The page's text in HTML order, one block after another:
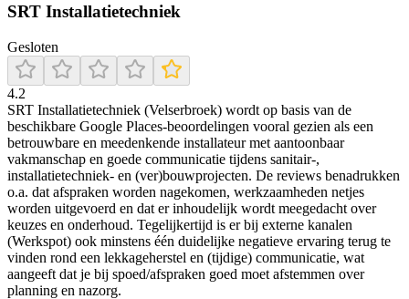
SRT Installatietechniek
Gesloten
4.2
SRT Installatietechniek (Velserbroek) wordt op basis van de
beschikbare Google Places-beoordelingen vooral gezien als een
betrouwbare en meedenkende installateur met aantoonbaar
vakmanschap en goede communicatie tijdens sanitair-,
installatietechniek- en (ver)bouwprojecten. De reviews benadrukken
o.a. dat afspraken worden nagekomen, werkzaamheden netjes
worden uitgevoerd en dat er inhoudelijk wordt meegedacht over
keuzes en onderhoud. Tegelijkertijd is er bij externe kanalen
(Werkspot) ook minstens één duidelijke negatieve ervaring terug te
vinden rond een lekkageherstel en (tijdige) communicatie, wat
aangeeft dat je bij spoed/afspraken goed moet afstemmen over
planning en nazorg.